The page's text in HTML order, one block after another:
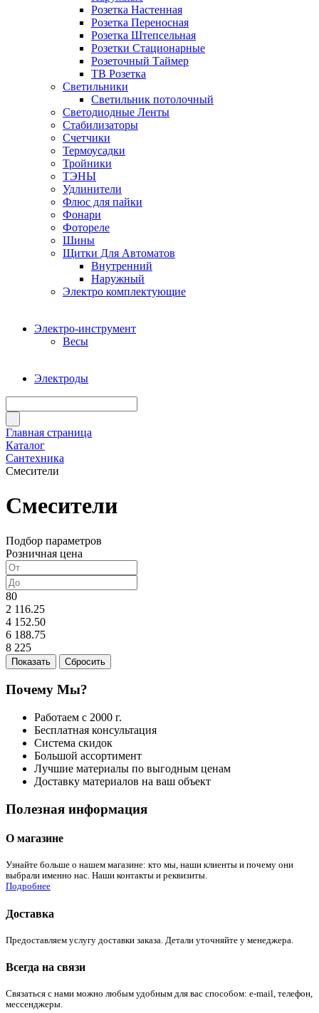
Розетка Настенная
Розетка Переносная
Розетка Штепсельная
Розетки Стационарные
Розеточный Таймер
ТВ Розетка
Светильники
Светильник потолочный
Светодиодные Ленты
Стабилизаторы
Счетчики
Термоусадки
Тройники
ТЭНЫ
Удлинители
Флюс для пайки
Фонари
Фотореле
Шины
Щитки Для Автоматов
Внутренний
Наружный
Электро комплектующие
Электро-инструмент
Весы
Электроды
Главная страница
Каталог
Сантехника
Смесители
Смесители
Подбор параметров
Розничная цена
80
2 116.25
4 152.50
6 188.75
8 225
Почему Мы?
Работаем с 2000 г.
Бесплатная консультация
Система скидок
Большой ассортимент
Лучшие материалы по выгодным ценам
Доставку материалов на ваш объект
Полезная информация
О магазине
Узнайте больше о нашем магазине: кто мы, наши клиенты и почему они
выбрали именно нас. Наши контакты и реквизиты.
Подробнее
Доставка
Предоставляем услугу доставки заказа. Детали уточняйте у менеджера.
Всегда на связи
Связаться с нами можно любым удобным для вас способом: e-mail, телефон,
мессенджеры.